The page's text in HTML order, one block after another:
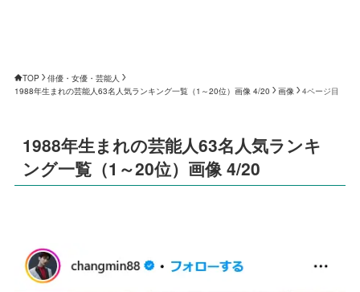
TOP
俳優・女優・芸能人
1988年生まれの芸能人63名人気ランキング一覧（1～20位）画像 4/20
画像 4ページ目
1988年生まれの芸能人63名人気ランキ
ング一覧（1～20位）画像 4/20